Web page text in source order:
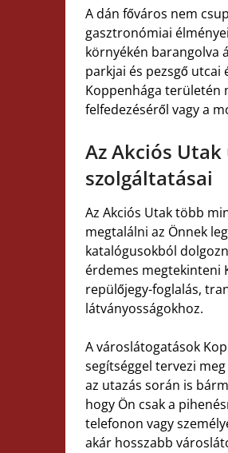
A dán főváros nem
gasztronómiai
környékén barangolva
parkjai és pezsgő
Koppenhága területén
felfedezéséről vagy a
Az Akciós
szolgáltatásai
Az Akciós Utak több
megtalálni az Önnek
katalógusokból
érdemes megtekinteni
repülőjegy-foglalás,
látványosságokhoz.
A városlátogatások
segítséggel tervezi
az utazás során is
hogy Ön csak a
telefonon vagy
akár hosszabb